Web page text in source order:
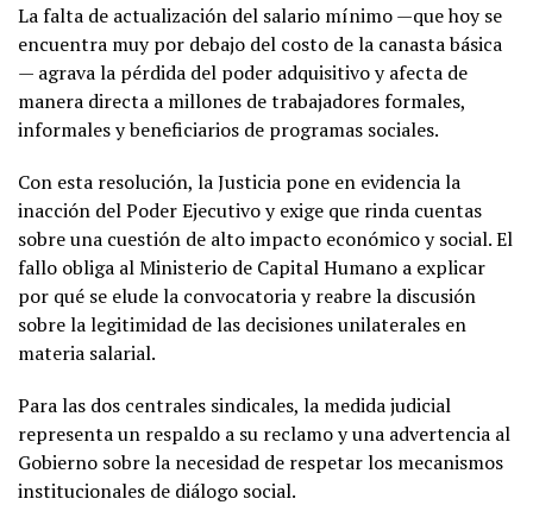
La falta de actualización del salario mínimo —que hoy se
encuentra muy por debajo del costo de la canasta básica
— agrava la pérdida del poder adquisitivo y afecta de
manera directa a millones de trabajadores formales,
informales y beneficiarios de programas sociales.
Con esta resolución, la Justicia pone en evidencia la
inacción del Poder Ejecutivo y exige que rinda cuentas
sobre una cuestión de alto impacto económico y social. El
fallo obliga al Ministerio de Capital Humano a explicar
por qué se elude la convocatoria y reabre la discusión
sobre la legitimidad de las decisiones unilaterales en
materia salarial.
Para las dos centrales sindicales, la medida judicial
representa un respaldo a su reclamo y una advertencia al
Gobierno sobre la necesidad de respetar los mecanismos
institucionales de diálogo social.